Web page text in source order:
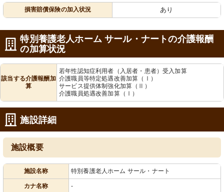
損害賠償保険の加入状況 あり
特別養護老人ホーム サール・ナートの介護報酬
の加算状況
該当する介護報酬加
算
若年性認知症利用者（入居者・患者）受入加算
介護職員等特定処遇改善加算（Ⅰ）
サービス提供体制強化加算（Ⅱ）
介護職員処遇改善加算（Ⅰ）
施設詳細
施設概要
施設名称 特別養護老人ホーム サール・ナート
カナ名称 -